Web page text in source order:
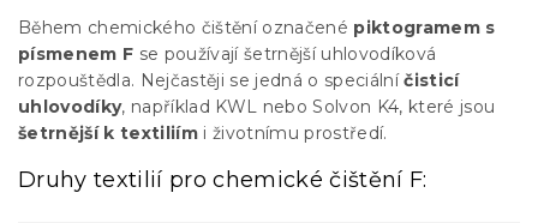
Během chemického čištění označené piktogramem s
písmenem F se používají šetrnější uhlovodíková
rozpouštědla. Nejčastěji se jedná o speciálníčisticí
uhlovodíky, například KWL nebo Solvon K4, které jsou
šetrnější k textiliím i životnímu prostředí.
Druhy textilií pro chemické čištění F: